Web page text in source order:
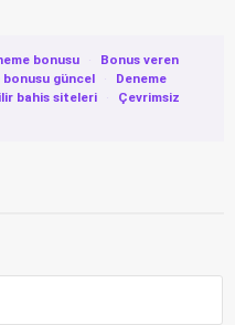
bonusu ·
Bonus veren
bonusu güncel ·
Deneme
bahis siteleri ·
Çevrimsiz